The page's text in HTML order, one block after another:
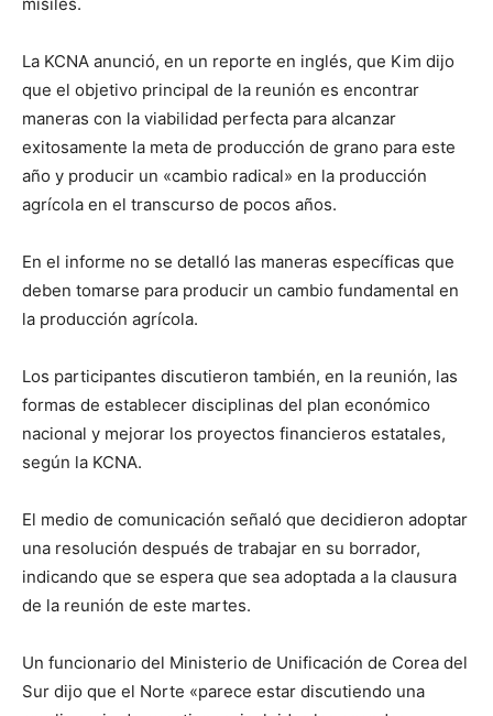
La KCNA anunció, en un reporte en inglés, que Kim dijo
que el objetivo principal de la reunión es encontrar
maneras con la viabilidad perfecta para alcanzar
exitosamente la meta de producción de grano para este
año y producir un «cambio radical» en la producción
agrícola en el transcurso de pocos años.
En el informe no se detalló las maneras específicas que
deben tomarse para producir un cambio fundamental en
la producción agrícola.
Los participantes discutieron también, en la reunión, las
formas de establecer disciplinas del plan económico
nacional y mejorar los proyectos financieros estatales,
según la KCNA.
El medio de comunicación señaló que decidieron adoptar
una resolución después de trabajar en su borrador,
indicando que se espera que sea adoptada a la clausura
de la reunión de este martes.
Un funcionario del Ministerio de Unificación de Corea del
Sur dijo que el Norte «parece estar discutiendo una